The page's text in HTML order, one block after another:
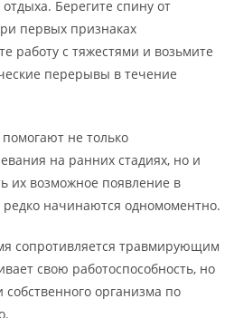
Берегите спину от
первых признаках
работу с тяжестями и возьмите
перерывы в течение
не только
на ранних стадиях, но и
их возможное появление в
начинаются одномоментно.
сопротивляется травмирующим
свою работоспособность, но
организма по